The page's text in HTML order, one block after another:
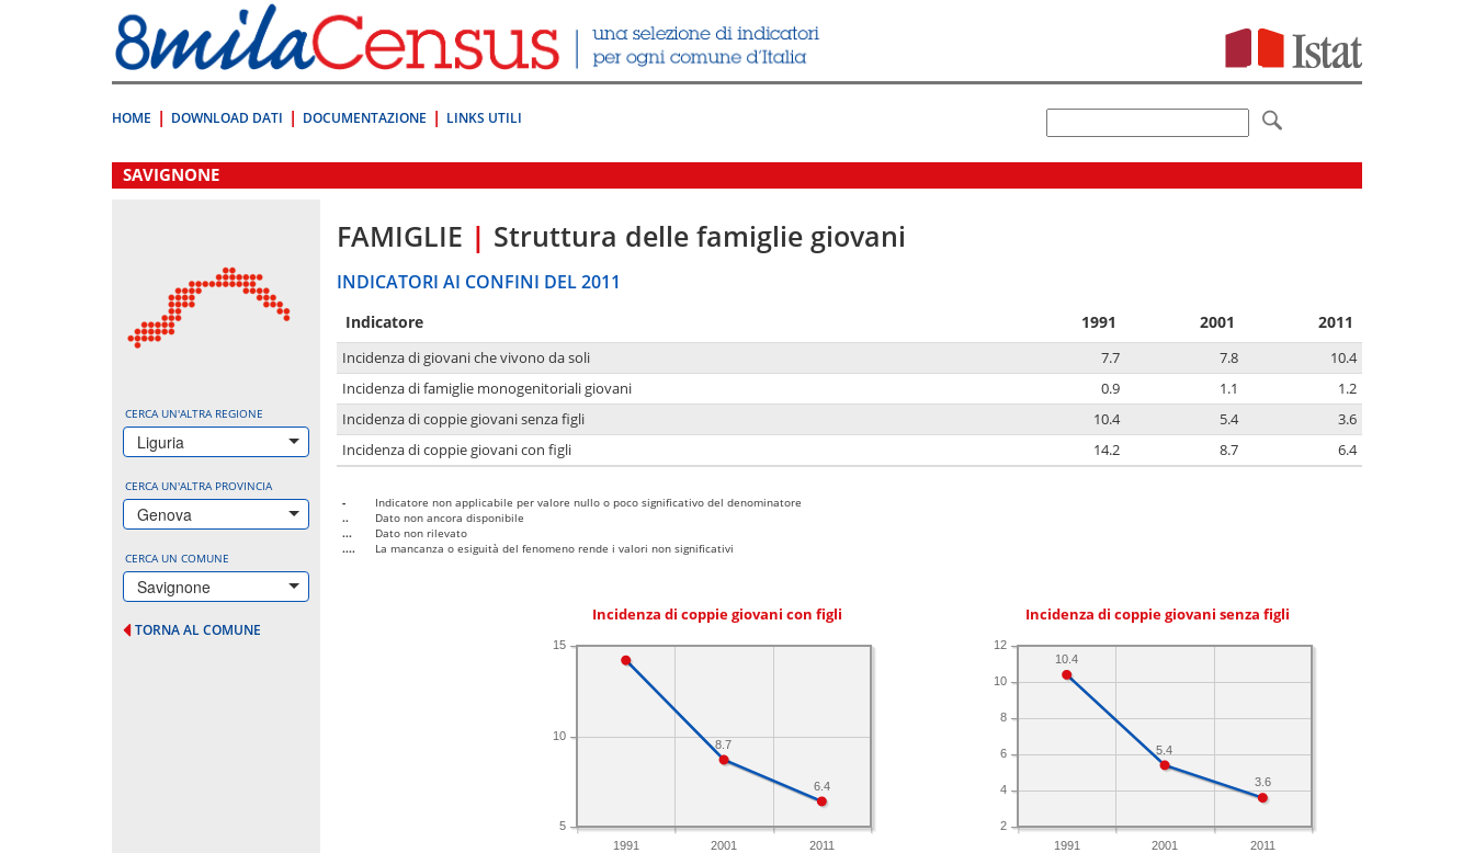
direttamente
a:
Contenuto
HOME DOWNLOAD DATI DOCUMENTAZIONE LINKS UTILI
.
SAVIGNONE
CERCA UN'ALTRA REGIONE
Liguria
CERCA UN'ALTRA PROVINCIA
Genova
CERCA UN COMUNE
Savignone
TORNA AL COMUNE
FAMIGLIE | Struttura delle famiglie giovani
INDICATORI AI CONFINI DEL 2011
Indicatore 1991 2001 2011
Incidenza di giovani che vivono da soli 7.7 7.8
10.4
Incidenza di famiglie monogenitoriali giovani
0.9 1.1
1.2
Incidenza di coppie giovani senza figli
10.4 5.4
3.6
Incidenza di coppie giovani con figli
14.2 8.7 6.4
-
Indicatore non applicabile per valore nullo o poco significativo del denominatore
..
Dato non ancora disponibile
...
Dato non rilevato
....
La mancanza o esiguità del fenomeno rende i valori non significativi
Incidenza di coppie giovani con figli
1991 2001 2011
5
10
15
6.4
8.7
Incidenza di coppie giovani senza figli
1991 2001 2011
2
4
6
8
10
12
3.6
5.4
10.4